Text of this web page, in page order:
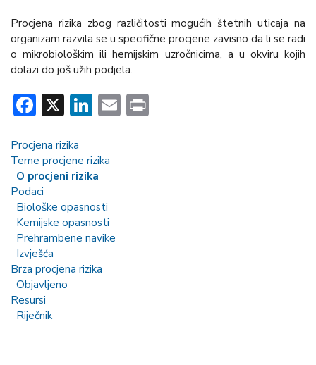
Procjena rizika
Teme procjene rizika
O procjeni rizika
Podaci
Biološke opasnosti
Kemijske opasnosti
Prehrambene navike
Izvješća
Brza procjena rizika
Objavljeno
Resursi
Riječnik
Procjena rizika zbog različitosti mogućih štetnih uticaja na
organizam razvila se u specifične procjene zavisno da li se radi
o mikrobiološkim ili hemijskim uzročnicima, a u okviru kojih
dolazi do još užih podjela.
Facebook
X LinkedIn
Email